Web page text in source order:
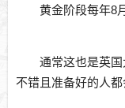
黄金阶段每年8
通常这也是英
不错且准备好的人都